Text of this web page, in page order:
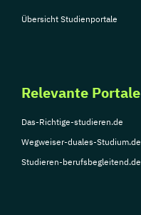
Übersicht Studienportale
Relevante Portale
Das-Richtige-studieren.de
Wegweiser-duales-Studium.de
Studieren-berufsbegleitend.de